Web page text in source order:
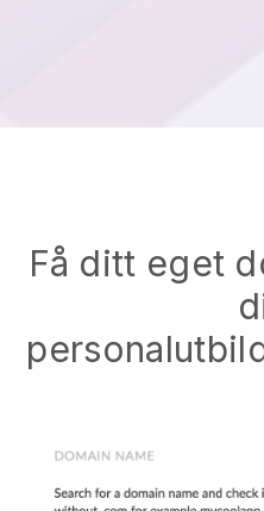
Få ditt eget